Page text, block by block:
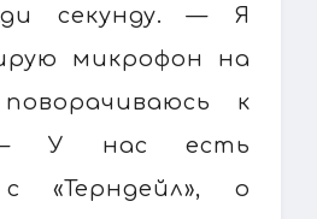
секунду. — Я
микрофон на
к
— У нас есть
«Терндейл», о